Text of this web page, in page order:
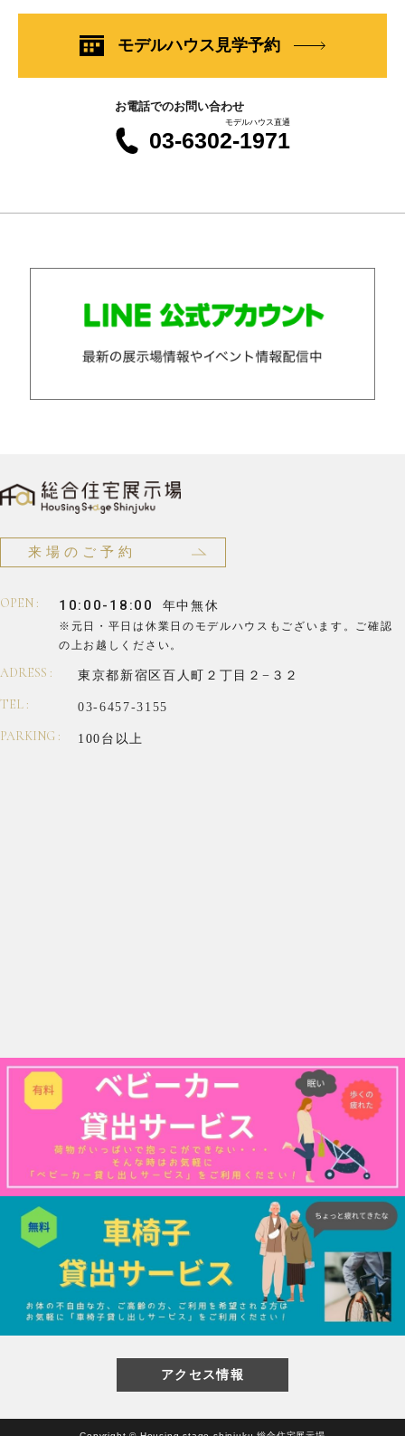
モデルハウス見学予約
お電話でのお問い合わせ
03-6302-1971
モデルハウス直通
閉じる
アクセス情報
来場のご予約
OPEN : 10:00-18:00 年中無休
※元日・平日は休業日のモデルハウスもございます。
ご確認
の上お越しください。
ADRESS : 東京都新宿区百人町２丁目２−３２
TEL : 03-6457-3155
PARKING : 100台以上